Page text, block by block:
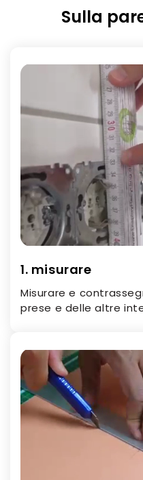
Sulla
1. misurare
Misurare e
prese e delle altre